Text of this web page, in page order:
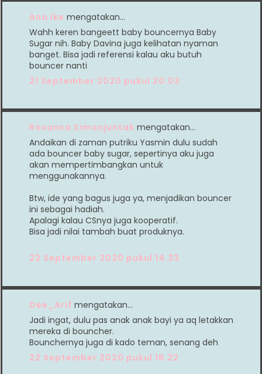
Ana Ike mengatakan…
Wahh keren bangeett baby bouncernya Baby
Sugar nih. Baby Davina juga kelihatan nyaman
banget. Bisa jadi referensi kalau aku butuh
bouncer nanti
21 September 2020 pukul 20.03
Rosanna Simanjuntak mengatakan…
Andaikan di zaman putriku Yasmin dulu sudah
ada bouncer baby sugar, sepertinya aku juga
akan mempertimbangkan untuk
menggunakannya.
Btw, ide yang bagus juga ya, menjadikan bouncer
ini sebagai hadiah.
Apalagi kalau CSnya juga kooperatif.
Bisa jadi nilai tambah buat produknya.
22 September 2020 pukul 14.33
Dee_Arif mengatakan…
Jadi ingat, dulu pas anak anak bayi ya aq letakkan
mereka di bouncher.
Bounchernya juga di kado teman, senang deh
22 September 2020 pukul 18.22